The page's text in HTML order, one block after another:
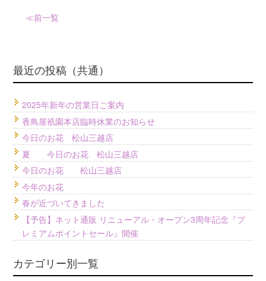
≪前一覧
最近の投稿（共通）
2025年新年の営業日ご案内
香鳥屋祇園本店臨時休業のお知らせ
今日のお花 松山三越店
夏 今日のお花 松山三越店
今日のお花 松山三越店
今年のお花
春が近づいてきました
【予告】ネット通販 リニューアル・オープン3周年記念『プ
レミアムポイントセール』開催
カテゴリー別一覧